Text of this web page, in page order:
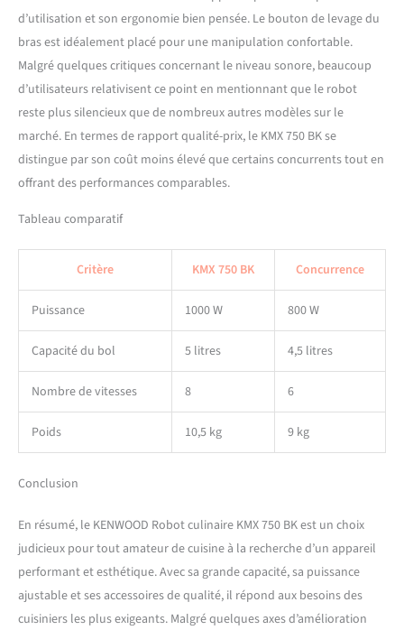
d’utilisation et son ergonomie bien pensée. Le bouton de levage du
bras est idéalement placé pour une manipulation confortable.
Malgré quelques critiques concernant le niveau sonore, beaucoup
d’utilisateurs relativisent ce point en mentionnant que le robot
reste plus silencieux que de nombreux autres modèles sur le
marché. En termes de rapport qualité-prix, le KMX 750 BK se
distingue par son coût moins élevé que certains concurrents tout en
offrant des performances comparables.
Tableau comparatif
Critère KMX 750 BK Concurrence
Puissance 1000 W 800 W
Capacité du bol 5 litres 4,5 litres
Nombre de vitesses 8 6
Poids 10,5 kg 9 kg
Conclusion
En résumé, le KENWOOD Robot culinaire KMX 750 BK est un choix
judicieux pour tout amateur de cuisine à la recherche d’un appareil
performant et esthétique. Avec sa grande capacité, sa puissance
ajustable et ses accessoires de qualité, il répond aux besoins des
cuisiniers les plus exigeants. Malgré quelques axes d’amélioration